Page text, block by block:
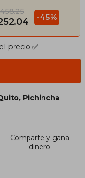
and
-45%
precio ✅
Pichincha.
Comparte y gana
dinero